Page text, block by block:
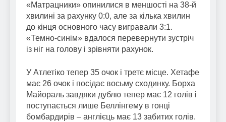
«Матрацники» опинилися в меншості на 38-й
хвилині за рахунку 0:0, але за кілька хвилин
до кінця основного часу вигравали 3:1.
«Темно-синім» вдалося перевернути зустріч
із ніг на голову і зрівняти рахунок.
У Атлетіко тепер 35 очок і третє місце. Хетафе
має 26 очок і посідає восьму сходинку. Борха
Майораль завдяки дублю тепер має 12 голів і
поступається лише Беллінгему в гонці
бомбардирів – англієць має 13 забитих голів.